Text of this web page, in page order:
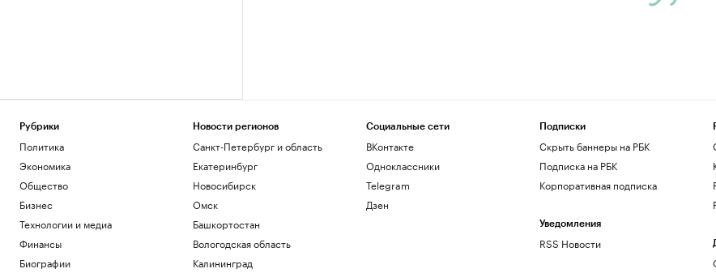
Рубрики
Политика
Экономика
Общество
Бизнес
Технологии и медиа
Финансы
Биографии
Новости регионов
Санкт-Петербург и область
Екатеринбург
Новосибирск
Омск
Башкортостан
Вологодская область
Калининград
Социальные сети
ВКонтакте
Одноклассники
Telegram
Дзен
Подписки
Скрыть баннеры на РБК
Подписка на РБК
Корпоративная подписка
Уведомления
RSS Новости